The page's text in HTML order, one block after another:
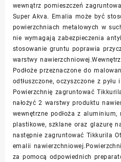
wewnątrz pomieszczeń
Super Akva. Emalia może być
powierzchniach metalowych w
nie wymagają zabezpieczenia
stosowanie gruntu poprawia
warstwy
Podłoże przeznaczone do
odtłuszczone, oczyszczone z
Powierzchnię zagruntować
nałożyć 2 warstwy produktu
wewnętrzne podłoża z aluminium,
plastikowe, szklane oraz glazurę
następnie zagruntować Tikkurila
emalii
za pomocą odpowiednich